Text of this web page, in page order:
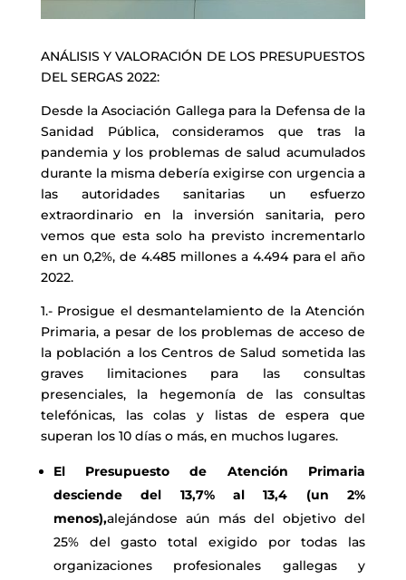
ANÁLISIS Y VALORACIÓN DE LOS PRESUPUESTOS
DEL SERGAS 2022:
Desde la Asociación Gallega para la Defensa de la
Sanidad Pública, consideramos que tras la
pandemia y los problemas de salud acumulados
durante la misma debería exigirse con urgencia a
las autoridades sanitarias un esfuerzo
extraordinario en la inversión sanitaria, pero
vemos que esta solo ha previsto incrementarlo
en un 0,2%, de 4.485 millones a 4.494 para el año
2022.
1.- Prosigue el desmantelamiento de la Atención
Primaria, a pesar de los problemas de acceso de
la población a los Centros de Salud sometida las
graves limitaciones para las consultas
presenciales, la hegemonía de las consultas
telefónicas, las colas y listas de espera que
superan los 10 días o más, en muchos lugares.
El Presupuesto de Atención Primaria
desciende del 13,7% al 13,4 (un 2%
menos),alejándose aún más del objetivo del
25% del gasto total exigido por todas las
organizaciones profesionales gallegas y